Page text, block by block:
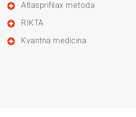
Atlasprifilax metoda
RIKTA
Kvantna medicina